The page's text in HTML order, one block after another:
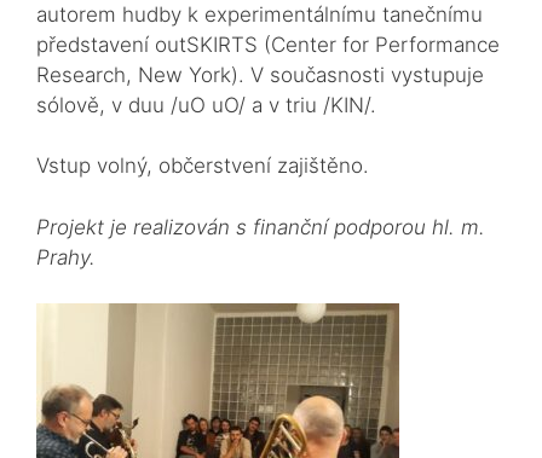
autorem hudby k experimentálnímu tanečnímu
představení outSKIRTS (Center for Performance
Research, New York). V současnosti vystupuje
sólově, v duu /uO uO/ a v triu /KIN/.
Vstup volný, občerstvení zajištěno.
Projekt je realizován s finanční podporou hl. m.
Prahy.